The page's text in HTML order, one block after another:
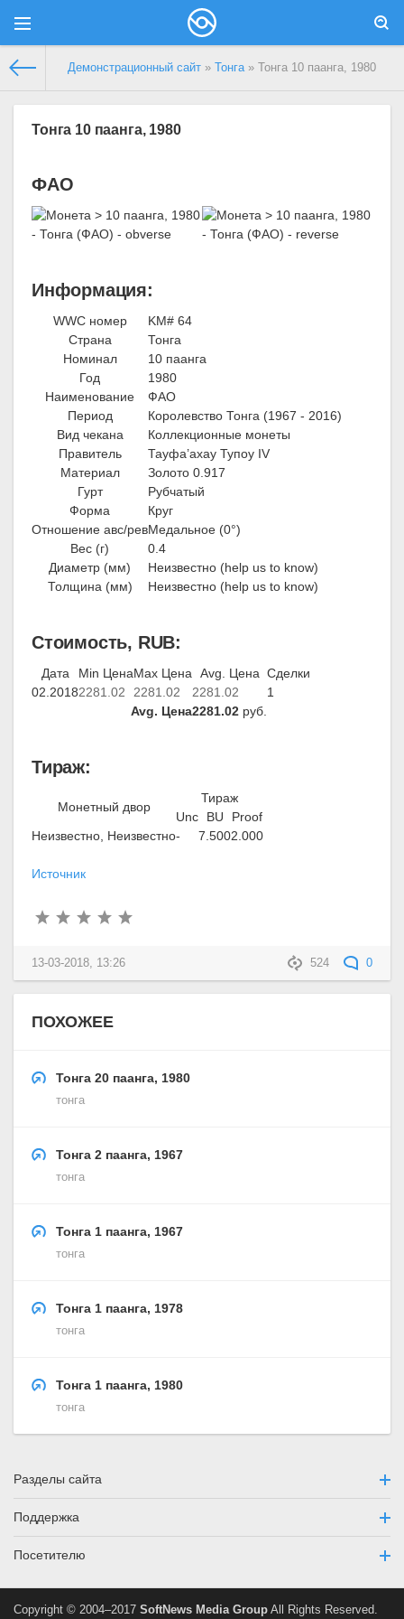
Демонстрационный сайт » Тонга» Тонга 10 паанга, 1980
Тонга 10 паанга, 1980
ФАО
Информация:
WWC номер
KM# 64
Страна
Тонга
Номинал
10 паанга
Год
1980
Наименование
ФАО
Период
Королевство Тонга (1967 - 2016)
Вид чекана
Коллекционные монеты
Правитель
Тауфа’ахау Тупоу IV
Материал
Золото 0.917
Гурт
Рубчатый
Форма
Круг
Отношение авс/ревМедальное (0°)
Вес (г)
0.4
Диаметр (мм)
Неизвестно (help us to know)
Толщина (мм)
Неизвестно (help us to know)
Стоимость, RUB:
Дата Min ЦенаMax Цена Avg. Цена Сделки
02.20182281.02 2281.02 2281.02
1
Avg. Цена2281.02 руб.
Тираж:
Монетный двор
Тираж
Unc
BU
Proof
Неизвестно, Неизвестно- 7.5002.000
Источник
524 0
13-03-2018, 13:26
ПОХОЖЕЕ
Тонга 20 паанга, 1980
тонга
Тонга 2 паанга, 1967
тонга
Тонга 1 паанга, 1967
тонга
Тонга 1 паанга, 1978
тонга
Тонга 1 паанга, 1980
тонга
Разделы сайта
Поддержка
Посетителю
Copyright © 2004–2017 SoftNews Media Group All Rights Reserved.